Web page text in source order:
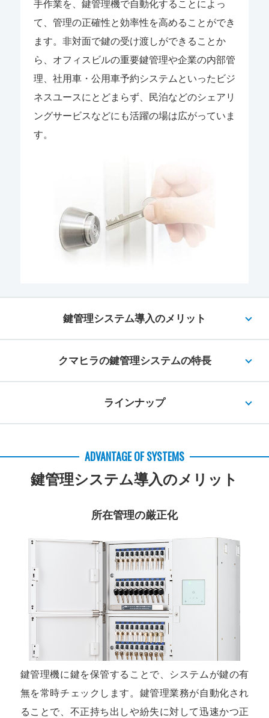
手作業を、鍵管理機で自動化することによっ
て、管理の正確性と効率性を高めることができ
ます。非対面で鍵の受け渡しができることか
ら、オフィスビルの重要鍵管理や企業の内部管
理、社用車・公用車予約システムといったビジ
ネスユースにとどまらず、民泊などのシェアリ
ングサービスなどにも活躍の場は広がっていま
す。
鍵管理システム導入のメリット
クマヒラの鍵管理システムの特長
ラインナップ
ADVANTAGE OF SYSTEMS
鍵管理システム導入のメリット
所在管理の厳正化
鍵管理機に鍵を保管することで、システムが鍵の有
無を常時チェックします。鍵管理業務が自動化され
ることで、不正持ち出しや紛失に対して迅速かつ正